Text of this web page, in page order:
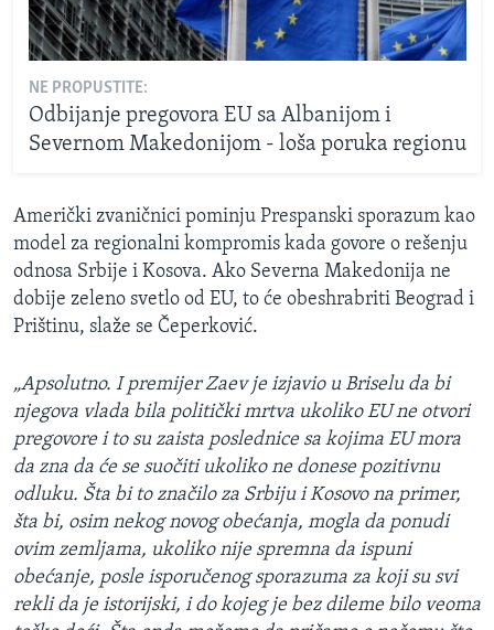
NE PROPUSTITE:
Odbijanje pregovora EU sa Albanijom i
Severnom Makedonijom - loša poruka regionu
Američki zvaničnici pominju Prespanski sporazum kao
model za regionalni kompromis kada govore o rešenju
odnosa Srbije i Kosova. Ako Severna Makedonija ne
dobije zeleno svetlo od EU, to će obeshrabriti Beograd i
Prištinu, slaže se Čeperković.
„Apsolutno. I premijer Zaev je izjavio u Briselu da bi
njegova vlada bila politički mrtva ukoliko EU ne otvori
pregovore i to su zaista poslednice sa kojima EU mora
da zna da će se suočiti ukoliko ne donese pozitivnu
odluku. Šta bi to značilo za Srbiju i Kosovo na primer,
šta bi, osim nekog novog obećanja, mogla da ponudi
ovim zemljama, ukoliko nije spremna da ispuni
obećanje, posle isporučenog sporazuma za koji su svi
rekli da je istorijski, i do kojeg je bez dileme bilo veoma